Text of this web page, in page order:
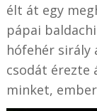
élt át egy
pápai
hófehér sirály
csodát érezte
minket,